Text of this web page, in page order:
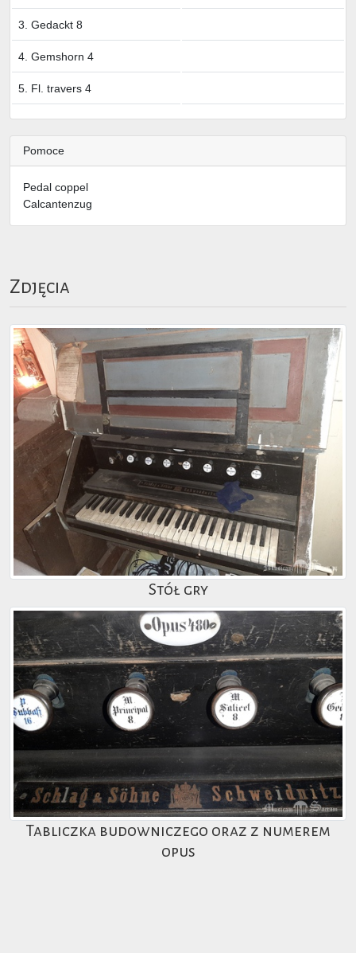
3. Gedackt 8
4. Gemshorn 4
5. Fl. travers 4
Pomoce
Pedal coppel
Calcantenzug
Zdjęcia
Stół gry
Tabliczka budowniczego oraz z numerem
opus